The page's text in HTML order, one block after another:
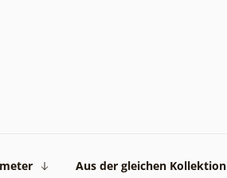
Aus der gleichen Kollektion